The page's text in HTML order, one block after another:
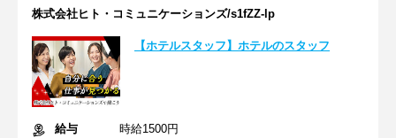
株式会社ヒト・コミュニケーションズ/s1fZZ-lp
【ホテルスタッフ】ホテルのスタッフ
給与
時給1500円